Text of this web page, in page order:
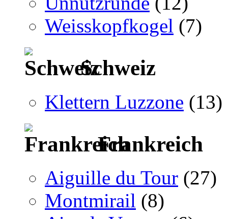
Weisskopfkogel (7)
Schweiz
Klettern Luzzone (13)
Frankreich
Aiguille du Tour (27)
Montmirail (8)